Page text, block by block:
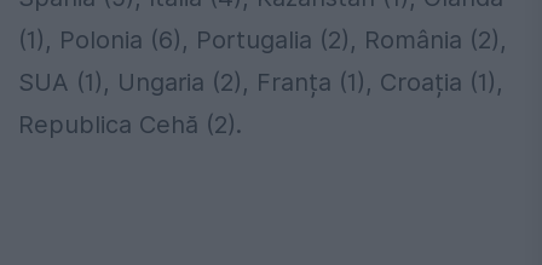
(1), Polonia (6), Portugalia (2), România (2),
SUA (1), Ungaria (2), Franța (1), Croația (1),
Republica Cehă (2).